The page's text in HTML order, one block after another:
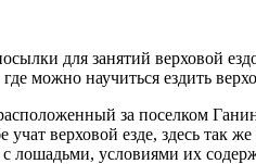
для занятий верховой
где можно научиться ездить
за поселком
учат верховой езде, здесь
лошадьми, условиями их